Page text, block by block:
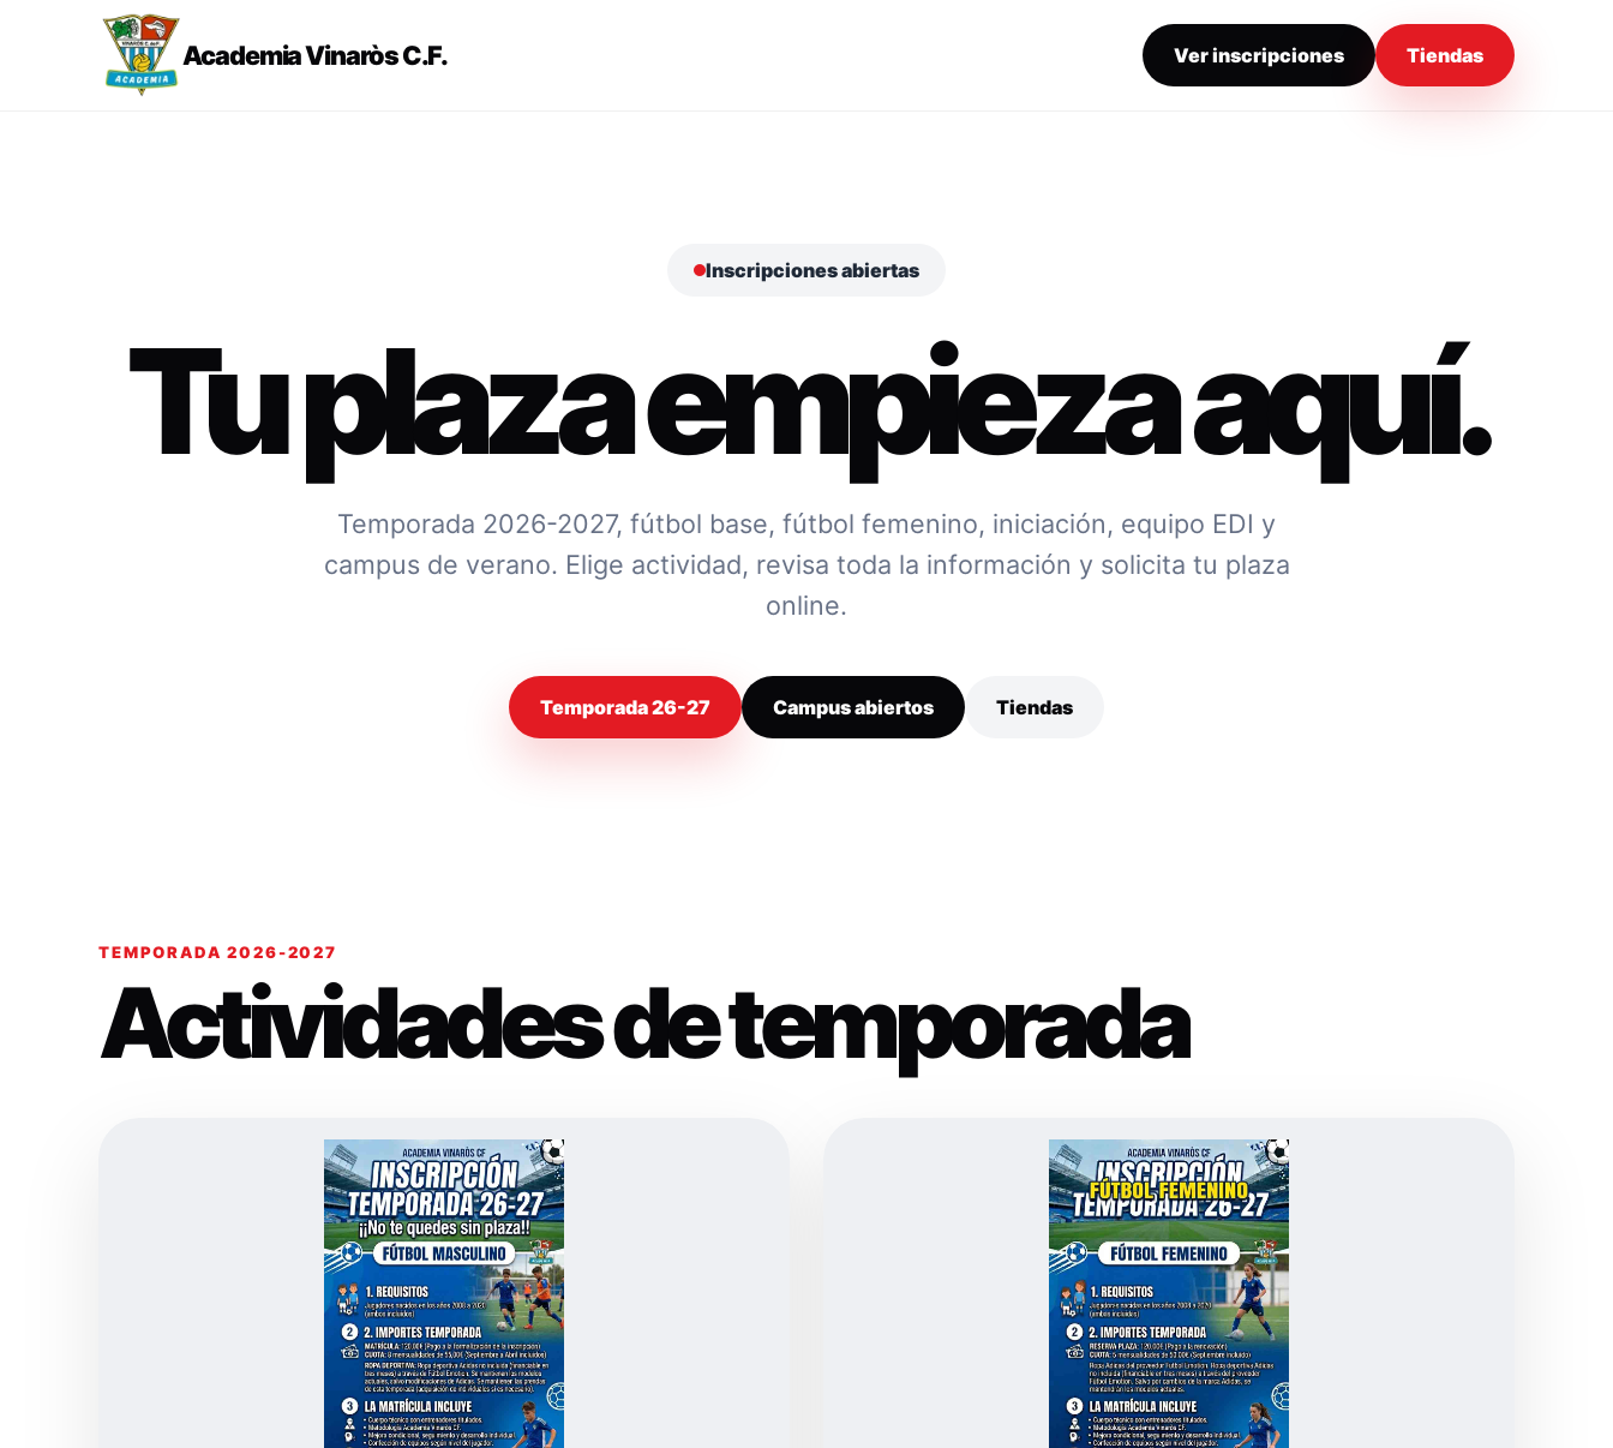
Academia Vinaròs C.F. Ver inscripciones Tiendas
Inscripciones abiertas
Tu plaza empieza aquí.
Temporada 2026-2027, fútbol base, fútbol femenino, iniciación, equipo EDI y
campus de verano. Elige actividad, revisa toda la información y solicita tu plaza
online.
Temporada 26-27 Campus abiertos Tiendas
TEMPORADA 2026-2027
Actividades de temporada